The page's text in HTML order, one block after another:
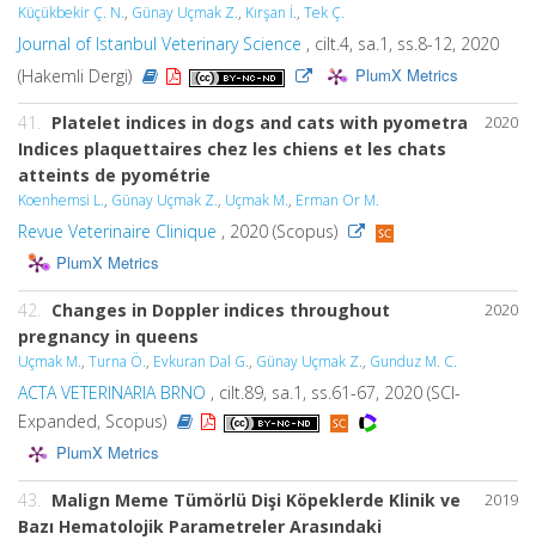
Küçükbekir Ç. N., Günay Uçmak Z., Kırşan İ., Tek Ç.
Journal of Istanbul Veterinary Science , cilt.4, sa.1, ss.8-12, 2020
(Hakemli Dergi)
PlumX Metrics
2020
41. Platelet indices in dogs and cats with pyometra
Indices plaquettaires chez les chiens et les chats
atteints de pyométrie
Koenhemsi L., Günay Uçmak Z., Uçmak M., Erman Or M.
Revue Veterinaire Clinique , 2020 (Scopus)
PlumX Metrics
2020
42. Changes in Doppler indices throughout
pregnancy in queens
Uçmak M., Turna Ö., Evkuran Dal G., Günay Uçmak Z., Gunduz M. C.
ACTA VETERINARIA BRNO , cilt.89, sa.1, ss.61-67, 2020 (SCI-
Expanded, Scopus)
PlumX Metrics
2019
43. Malign Meme Tümörlü Dişi Köpeklerde Klinik ve
Bazı Hematolojik Parametreler Arasındaki